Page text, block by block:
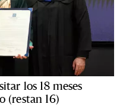
los 18 meses
(restan 16)